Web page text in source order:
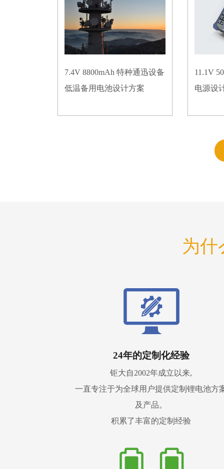
7.4V 8800mAh 特种通迅设备
低温备用电池设计方案
11.1V
电源设
为什
24年的定制化经验
钜大自2002年成立以来,
一直专注于为全球用户提供定制锂电池方
及产品。
积累了丰富的定制经验